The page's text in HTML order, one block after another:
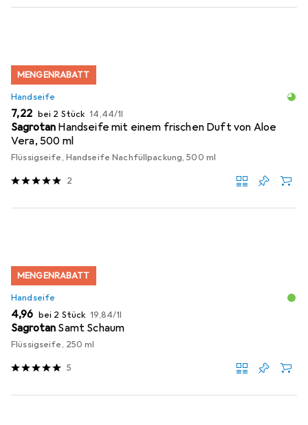
MENGENRABATT
Handseife
EUR
7,22 bei 2 Stück EUR
14,44/1l
Sagrotan Handseife mit einem frischen Duft von Aloe
Vera, 500 ml
Flüssigseife, Handseife Nachfüllpackung, 500 ml
2
MENGENRABATT
Handseife
EUR
4,96 bei 2 Stück EUR
19,84/1l
Sagrotan Samt Schaum
Flüssigseife, 250 ml
5